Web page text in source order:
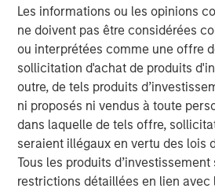
Les informations ou les opinions
ne doivent pas être considérées
ou interprétées comme une offre
sollicitation d'achat de produits
outre, de tels produits
ni proposés ni vendus à toute
dans laquelle de tels offre,
seraient illégaux en vertu des lois
Tous les produits
restrictions détaillées en lien avec
the slowdown in new construction
prolonging the next real estate